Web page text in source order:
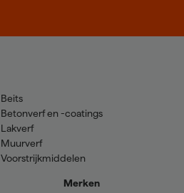
Beits
Betonverf en -coatings
Lakverf
Muurverf
Voorstrijkmiddelen
Merken